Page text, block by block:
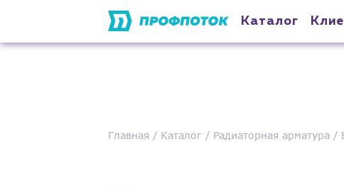
Каталог
Главная Каталог Радиаторная арматура